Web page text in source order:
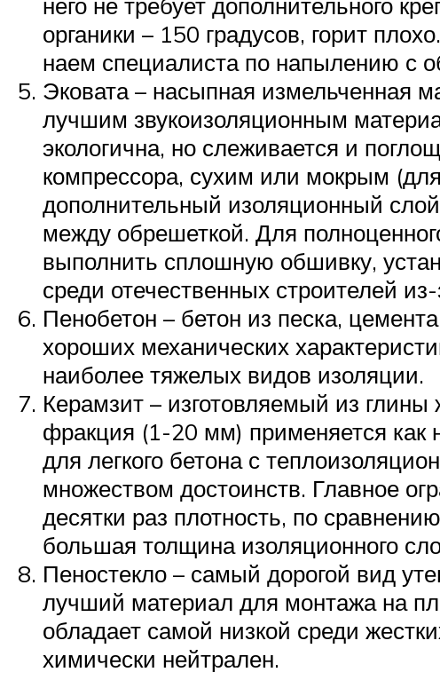
органики – 150 градусов, горит
наем специалиста по напылению с
Эковата – насыпная измельченная
лучшим звукоизоляционным
экологична, но слеживается и
компрессора, сухим или мокрым
дополнительный изоляционный
между обрешеткой. Для
выполнить сплошную обшивку,
среди отечественных строителей
Пенобетон – бетон из песка,
хороших механических
наиболее тяжелых видов изоляции.
Керамзит – изготовляемый из
фракция (1-20 мм) применяется как
для легкого бетона с
множеством достоинств. Главное
десятки раз плотность, по
большая толщина изоляционного
Пеностекло – самый дорогой вид
лучший материал для монтажа на
обладает самой низкой среди
химически нейтрален.